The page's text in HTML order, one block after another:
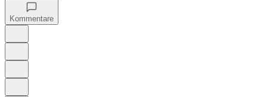
Kommentare